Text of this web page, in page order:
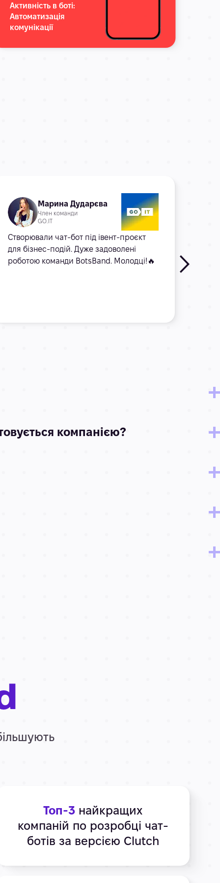
Активність в боті:
Автоматизація
комунікації
Марина Дударєва
Член команди
GO.IT
Створювали чат-бот під івент-проєкт
для бізнес-подій. Дуже задоволені
роботою команди BotsBand. Молодці!🔥
компанією?
Топ-3 найкращих
компаній по розробці чат-
ботів за версією Clutch